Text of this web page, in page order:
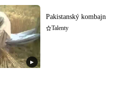
▶
Pakistanský kombajn
Talenty